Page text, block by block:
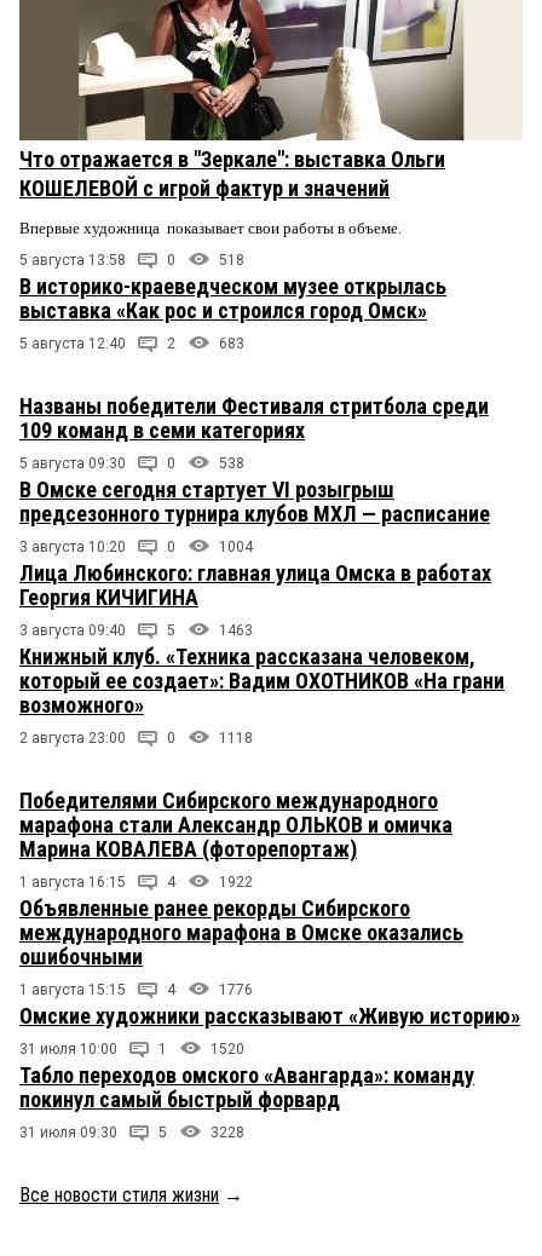
Что отражается в "Зеркале": выставка Ольги
КОШЕЛЕВОЙ с игрой фактур и значений
Впервые художница показывает свои работы в объеме.
5 августа 13:58 0 518
В историко-краеведческом музее открылась
выставка «Как рос и строился город Омск»
5 августа 12:40 2 683
Названы победители Фестиваля стритбола среди
109 команд в семи категориях
5 августа 09:30 0 538
В Омске сегодня стартует VI розыгрыш
предсезонного турнира клубов МХЛ — расписание
3 августа 10:20 0 1004
Лица Любинского: главная улица Омска в работах
Георгия КИЧИГИНА
3 августа 09:40 5 1463
Книжный клуб. «Техника рассказана человеком,
который ее создает»: Вадим ОХОТНИКОВ «На грани
возможного»
2 августа 23:00 0 1118
Победителями Сибирского международного
марафона стали Александр ОЛЬКОВ и омичка
Марина КОВАЛЕВА (фоторепортаж)
1 августа 16:15 4 1922
Объявленные ранее рекорды Сибирского
международного марафона в Омске оказались
ошибочными
1 августа 15:15 4 1776
Омские художники рассказывают «Живую историю»
31 июля 10:00 1 1520
Табло переходов омского «Авангарда»: команду
покинул самый быстрый форвард
31 июля 09:30 5 3228
Все новости стиля жизни →